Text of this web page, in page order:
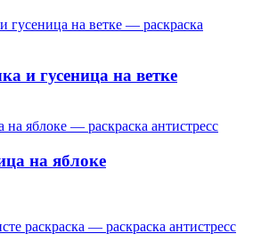
и гусеница на ветке
на яблоке